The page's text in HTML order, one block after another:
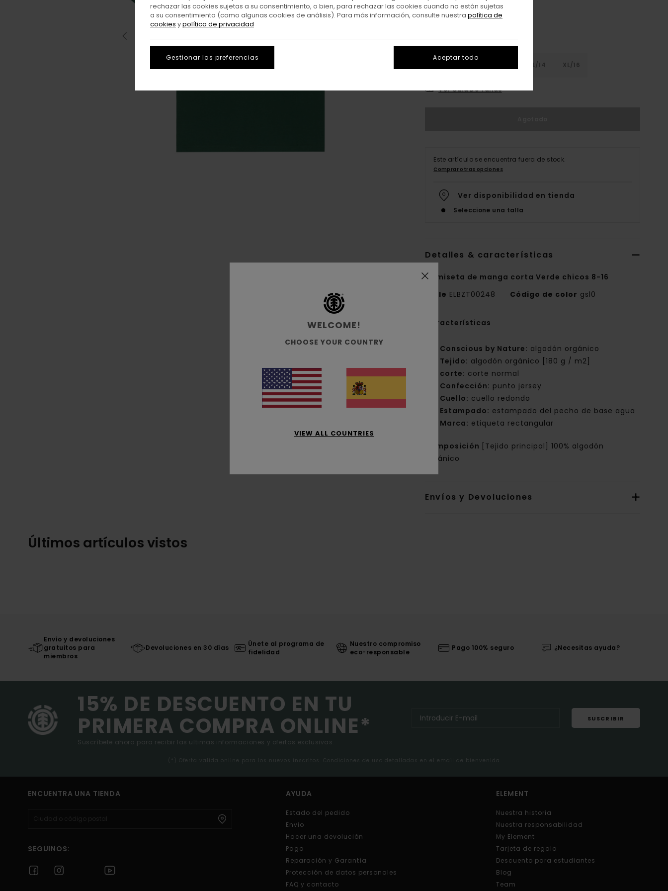
L/14 XL/16
Ver Guía De Tallas
Este artículo se encuentra fuera de stock.
Comprar otras opciones
Ver disponibilidad en tienda
Seleccione una talla
Detalles & características
Camiseta de manga corta Verde chicos 8-16
Style ELBZT00248 Código de color gsl0
Características
Conscious by Nature: algodón orgánico
Tejido: algodón orgánico [180 g / m2]
corte: corte normal
Confección: punto jersey
Cuello: cuello redondo
Estampado: estampado del pecho de base agua
Marca: etiqueta rectangular
Composición
[Tejido principal] 100% algodón
orgánico
Envíos y Devoluciones
Últimos artículos vistos
Envío y devoluciones
gratuitos para
miembros
Devoluciones en 30 días
Únete al programa de
fidelidad
Nuestro compromiso
eco-responsable
Pago 100% seguro ¿Necesitas ayuda?
15% DE DESCUENTO EN TU
PRIMERA COMPRA ONLINE*
Suscríbete ahora para recibir las ultimas informaciones y ofertas exclusivas.
SUSCRIBIR
(*) Oferta valida online para los nuevos inscritos. Condiciones de uso detalladas en el email de bienvenida
ENCUENTRA UNA TIENDA
SEGUINOS:
AYUDA
Estado del pedido
Envio
Hacer una devolución
Pago
Reparación y Garantía
Protección de datos personales
FAQ y contacto
ELEMENT
Nuestra historia
Nuestra responsabilidad
My Element
Tarjeta de regalo
Descuento para estudiantes
Blog
Team
WELCOME!
CHOOSE YOUR COUNTRY
VIEW ALL COUNTRIES
rechazar las cookies sujetas a su consentimiento, o bien, para rechazar las cookies cuando no están sujetas
a su consentimiento (como algunas cookies de análisis). Para más información, consulte nuestra política de
cookies ypolítica de privacidad
Gestionar las preferencias Aceptar todo